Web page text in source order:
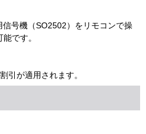
号機（SO2502）をリモコンで操
です。
引が適用されます。